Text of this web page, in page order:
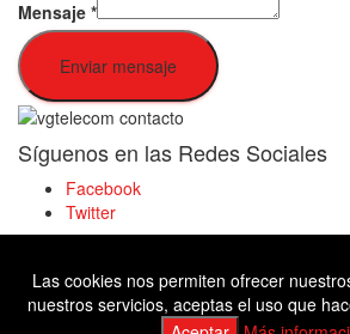
Mensaje *
Enviar mensaje
Síguenos en las Redes Sociales
Facebook
Twitter
Facebook
Las cookies nos permiten ofrecer
nuestros servicios, aceptas el uso que